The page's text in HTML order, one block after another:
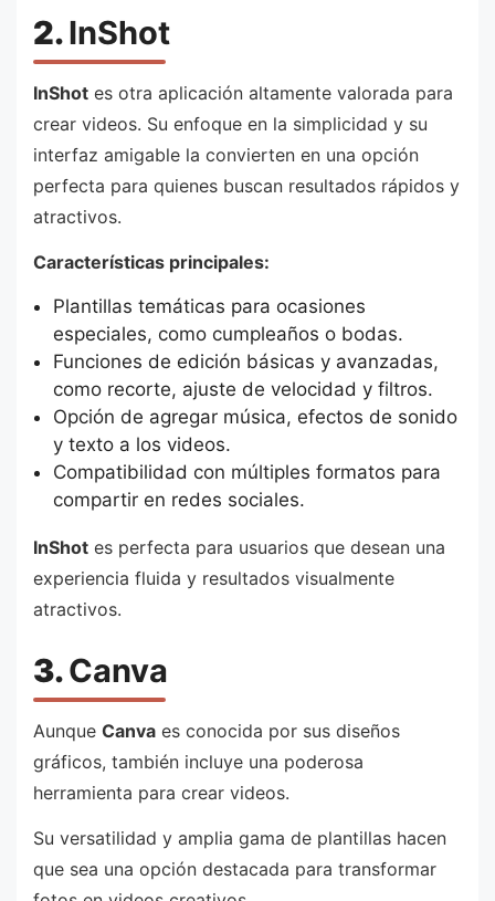
2.InShot
InShot es otra aplicación altamente valorada para
crear videos. Su enfoque en la simplicidad y su
interfaz amigable la convierten en una opción
perfecta para quienes buscan resultados rápidos y
atractivos.
Características principales:
Plantillas temáticas para ocasiones
especiales, como cumpleaños o bodas.
Funciones de edición básicas y avanzadas,
como recorte, ajuste de velocidad y filtros.
Opción de agregar música, efectos de sonido
y texto a los videos.
Compatibilidad con múltiples formatos para
compartir en redes sociales.
InShot es perfecta para usuarios que desean una
experiencia fluida y resultados visualmente
atractivos.
3.Canva
Aunque Canva es conocida por sus diseños
gráficos, también incluye una poderosa
herramienta para crear videos.
Su versatilidad y amplia gama de plantillas hacen
que sea una opción destacada para transformar